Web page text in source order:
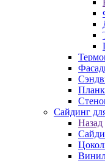
Сайдинг
Назад